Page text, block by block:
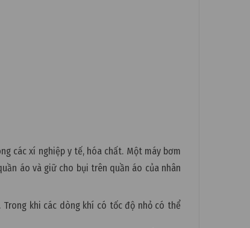
các xí nghiệp y tế, hóa chất. Một máy bơm
áo và giữ cho bụi trên quần áo của nhân
khi các dòng khí có tốc độ nhỏ có thể